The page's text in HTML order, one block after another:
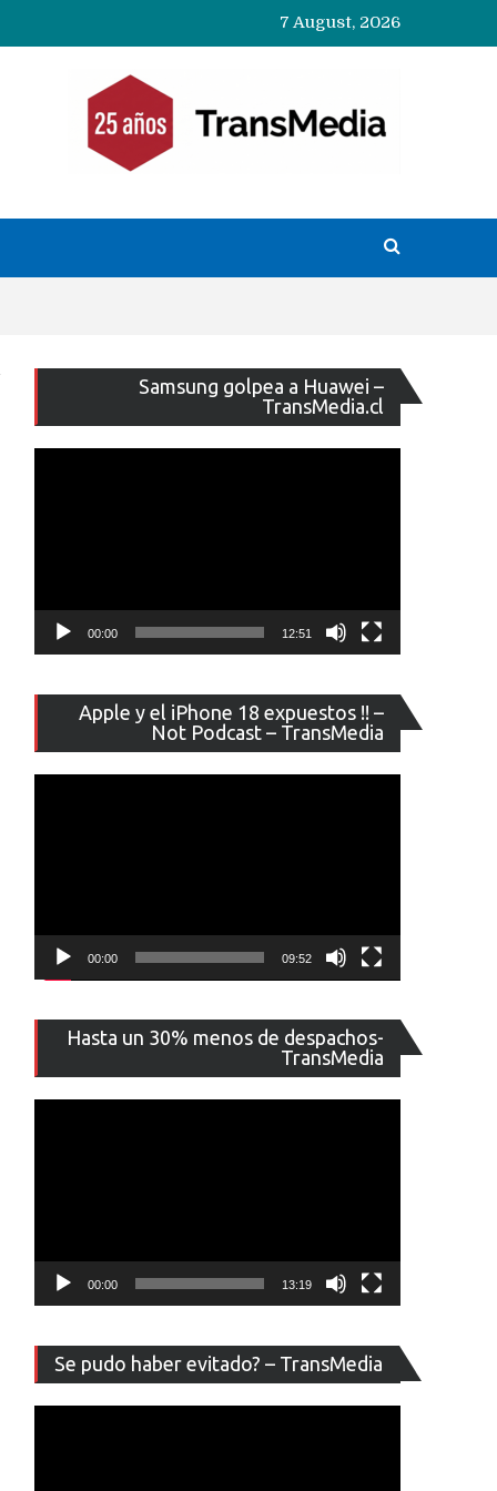
7 August, 2026
Samsung golpea a Huawei –
TransMedia.cl
de
vídeo
00:00 12:51
Apple y el iPhone 18 expuestos !! –
Not Podcast – TransMedia
de
vídeo
00:00 09:52
Hasta un 30% menos de despachos-
TransMedia
de
vídeo
00:00 13:19
Se pudo haber evitado? – TransMedia
de
vídeo